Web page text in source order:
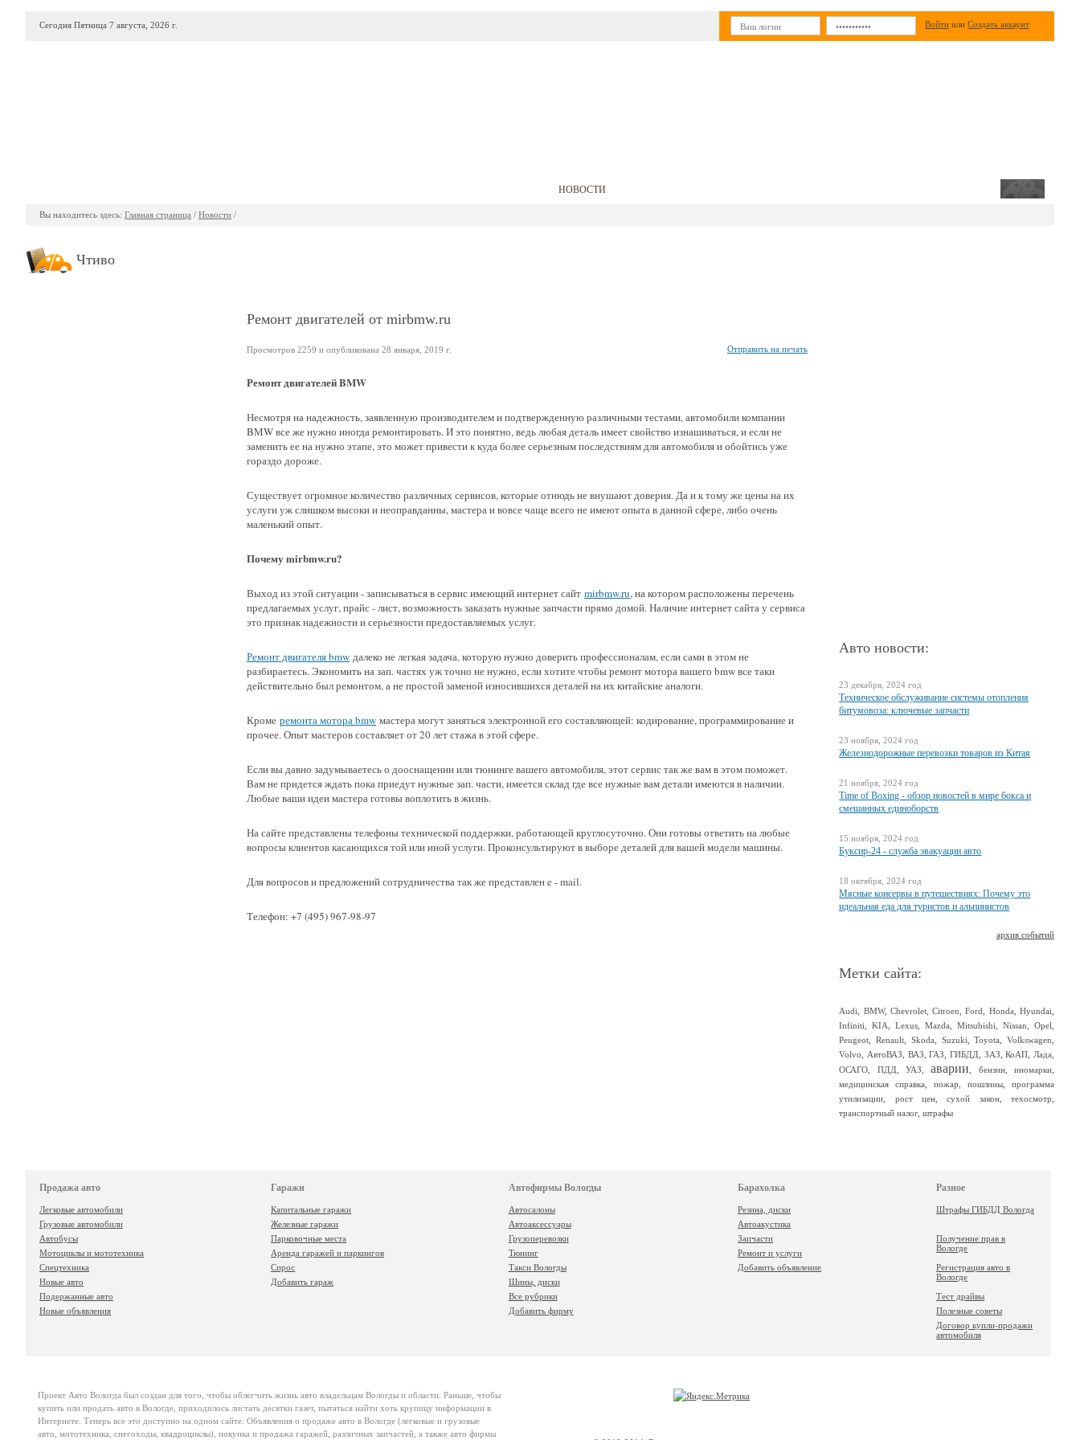
Сегодня Пятница 7 августа, 2026 г. Войти или Создать аккаунт
НОВОСТИ
Вы находитесь здесь: Главная страница / Новости /
Чтиво
Ремонт двигателей от mirbmw.ru
Просмотров 2259 и опубликована 28 января, 2019 г. Отправить на печать
Ремонт двигателей BMW
Несмотря на надежность, заявленную производителем и подтвержденную различными тестами, автомобили компании
BMW все же нужно иногда ремонтировать. И это понятно, ведь любая деталь имеет свойство изнашиваться, и если не
заменить ее на нужно этапе, это может привести к куда более серьезным последствиям для автомобиля и обойтись уже
гораздо дороже.
Существует огромное количество различных сервисов, которые отнюдь не внушают доверия. Да и к тому же цены на их
услуги уж слишком высоки и неоправданны, мастера и вовсе чаще всего не имеют опыта в данной сфере, либо очень
маленький опыт.
Почему mirbmw.ru?
Выход из этой ситуации - записываться в сервис имеющий интернет сайт mirbmw.ru, на котором расположены перечень
предлагаемых услуг, прайс - лист, возможность заказать нужные запчасти прямо домой. Наличие интернет сайта у сервиса
это признак надежности и серьезности предоставляемых услуг.
Ремонт двигателя bmw далеко не легкая задача, которую нужно доверить профессионалам, если сами в этом не
разбираетесь. Экономить на зап. частях уж точно не нужно, если хотите чтобы ремонт мотора вашего bmw все таки
действительно был ремонтом, а не простой заменой износившихся деталей на их китайские аналоги.
Кроме ремонта мотора bmw мастера могут заняться электронной его составляющей: кодирование, программирование и
прочее. Опыт мастеров составляет от 20 лет стажа в этой сфере.
Если вы давно задумываетесь о дооснащении или тюнинге вашего автомобиля, этот сервис так же вам в этом поможет.
Вам не придется ждать пока приедут нужные зап. части, имеется склад где все нужные вам детали имеются в наличии.
Любые ваши идеи мастера готовы воплотить в жизнь.
На сайте представлены телефоны технической поддержки, работающей круглосуточно. Они готовы ответить на любые
вопросы клиентов касающихся той или иной услуги. Проконсультируют в выборе деталей для вашей модели машины.
Для вопросов и предложений сотрудничества так же представлен e - mail.
Телефон: +7 (495) 967-98-97
Авто новости:
23 декабря, 2024 год
Техническое обслуживание системы отопления
битумовоза: ключевые запчасти
23 ноября, 2024 год
Железнодорожные перевозки товаров из Китая
21 ноября, 2024 год
Time of Boxing - обзор новостей в мире бокса и
смешанных единоборств
15 ноября, 2024 год
Буксир-24 - служба эвакуации авто
18 октября, 2024 год
Мясные консервы в путешествиях: Почему это
идеальная еда для туристов и альпинистов
архив событий
Метки сайта:
Audi BMW, Chevrolet,Citroen ,Ford Honda ,Hyundai
Infiniti
,KIA ,Lexus ,Mazda ,Mitsubishi ,Nissan ,Opel
Peugeot
Renault Skoda Suzuki ,Toyota Volkswagen
Volvo
АвтоВАЗ ВАЗ ,ГАЗ ГИБДД ЗАЗ ,КоАП ,Лада
ОСАГО
ПДД УАЗ ,аварии бензин,иномарки
медицинская справка ,пожар ,пошлины
программа
утилизации
рост цен,сухой закон,техосмотр
транспортный налог,штрафы
Продажа авто
Легковые автомобили
Грузовые автомобили
Автобусы
Мотоциклы и мототехника
Спецтехника
Новые авто
Подержанные авто
Новые объявления
Гаражи
Капитальные гаражи
Железные гаражи
Парковочные места
Аренда гаражей и паркингов
Спрос
Добавить гараж
Автофирмы Вологды
Автосалоны
Автоаксессуары
Грузоперевозки
Тюнинг
Такси Вологды
Шины, диски
Все рубрики
Добавить фирму
Барахолка
Резина, диски
Автоакустика
Запчасти
Ремонт и услуги
Добавить объявление
Разное
Штрафы ГИБДД Вологда
Получение прав в
Вологде
Регистрация авто в
Вологде
Тест драйвы
Полезные советы
Договор купли-продажи
автомобиля
Проект Авто Вологда был создан для того, чтобы облегчить жизнь авто владельцам Вологды и области. Раньше, чтобы
купить или продать авто в Вологде, приходилось листать десятки газет, пытаться найти хоть крупицу информации в
Интернете. Теперь все это доступно на одном сайте. Объявления о продаже авто в Вологде (легковые и грузовые
авто, мототехника, снегоходы, квадроциклы), покупка и продажа гаражей, различных запчастей, а также авто фирмы